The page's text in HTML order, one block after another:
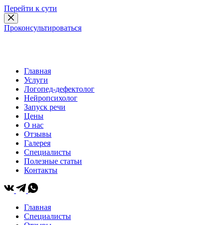
Перейти к сути
Проконсультироваться
Главная
Услуги
Логопед-дефектолог
Нейропсихолог
Запуск речи
Цены
О нас
Отзывы
Галерея
Специалисты
Полезные статьи
Контакты
Главная
Специалисты